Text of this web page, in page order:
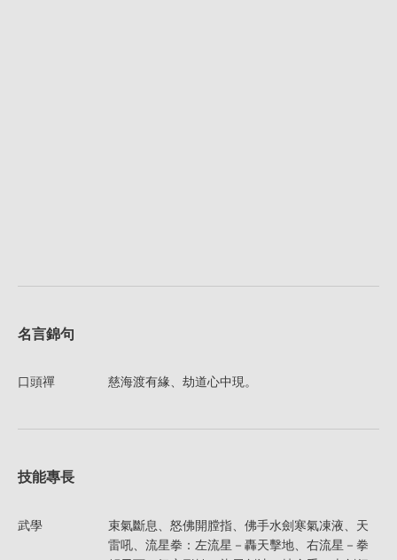
名言錦句
口頭禪 慈海渡有緣、劫道心中現。
技能專長
武學
束氣斷息、怒佛開膛指、佛手水劍寒氣凍液、天
雷吼、流星拳：左流星－轟天擊地、右流星－拳